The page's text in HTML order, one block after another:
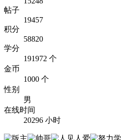
帖子
19457
积分
58820
学分
191972 个
金币
1000 个
性别
男
在线时间
20296 小时